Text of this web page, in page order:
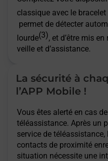
classique avec le
permet de détecter
lourde(3), et d’être mis
veille et d’assistance.
La sécurité à
l’APP Mobile !
Vous êtes alerté en cas
téléassistance. Après un
service de
contacts de proximité
situation nécessite une